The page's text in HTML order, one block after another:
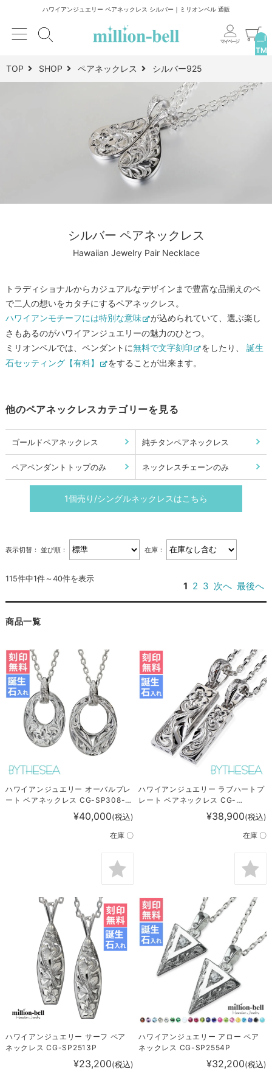
ハワイアンジュエリー ペアネックレス シルバー｜ミリオンベル 通販
__I
TM
__
TOP SHOP ペアネックレス シルバー925
シルバー ペアネックレス
Hawaiian Jewelry Pair Necklace
トラディショナルからカジュアルなデザインまで豊富な品揃えのペ
で二人の想いをカタチにするペアネックレス。
ハワイアンモチーフには特別な意味
が込められていて、選ぶ楽し
さもあるのがハワイアンジュエリーの魅力のひとつ。
ミリオンベルでは、ペンダントに無料で文字刻印 をしたり、 誕生
石セッティング【有料】
をすることが出来ます。
他のペアネックレスカテゴリーを見る
ゴールドペアネックレス 純チタンペアネックレス
ペアペンダントトップのみ ネックレスチェーンのみ
1個売り/シングルネックレスはこちら
表示切替： 並び順： 在庫：
115件中1件～40件を表示
1 2 3 次へ 最後へ
商品一覧
ハワイアンジュエリー オーバルプレ
ート ペアネックレス CG-SP308-
¥40,000(税込)
在庫 〇
ハワイアンジュエリー ラブハートプ
レート ペアネックレス CG-
¥38,900(税込)
在庫 〇
ハワイアンジュエリー サーフ ペア
ネックレス CG-SP2513P
¥23,200(税込)
ハワイアンジュエリー アロー ペア
ネックレス CG-SP2554P
¥32,200(税込)